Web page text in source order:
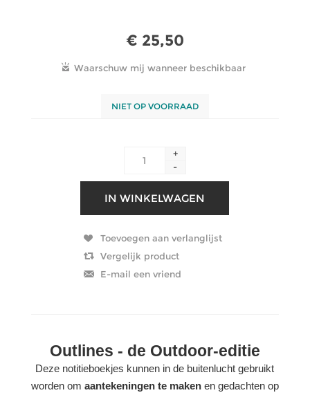
€ 25,50
NIET OP VOORRAAD
+
-
Outlines - de Outdoor-editie
Deze notitieboekjes kunnen in de buitenlucht gebruikt
worden om aantekeningen te makenen gedachten op